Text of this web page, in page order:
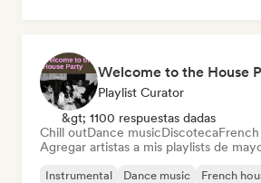
Welcome to the House
Playlist Curator
&gt; 1100 respuestas dadas
Chill outDance musicDiscoteca
Agregar artistas a mis playlists de
Instrumental Dance music French